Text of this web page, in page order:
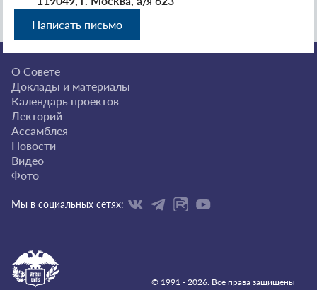
Написать письмо
О Совете
Доклады и материалы
Календарь проектов
Лекторий
Ассамблея
Новости
Видео
Фото
© 1991 - 2026. Все права защищены
Мы в социальных сетях: